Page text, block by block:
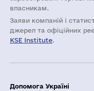
власникам.
Заяви компаній i
джерел та офіційних
KSE Institute.
Допомога Україні